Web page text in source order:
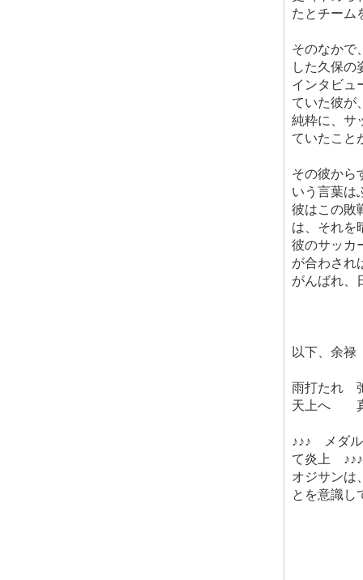
たとチーム
そのなかで
した久保の
インタビュ
ていた彼が
純粋に、サ
ていたこと
その彼から
いう言葉は
彼はこの敗
は、それを
彼のサッカ
が合わされ
がんばれ、
以下、余禄
雨打たれ
天上へ 真
♪♪♪ メダル
て炎上 ♪♪♪
オジサンは
とを意識し